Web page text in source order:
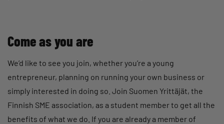
Come as you are
We’d like to see you join, whether you’re a young
entrepreneur, planning on running your own business or
simply interested in doing so. Join Suomen Yrittäjät, the
Finnish SME association, as a student member to get all the
benefits of what we do. If you are already a member of